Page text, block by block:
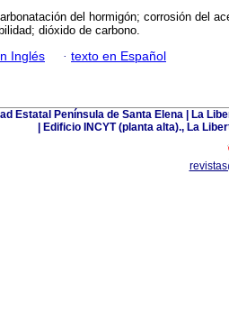
del hormigón; corrosión del
dióxido de carbono.
Inglés · texto en Español
Estatal Península de Santa Elena | La
| Edificio INCYT (planta alta)., La